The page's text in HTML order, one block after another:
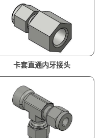
卡套直通内牙接头